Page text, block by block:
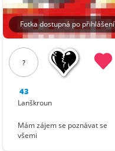
Fotka dostupná po přihlášení
?
43
Lanškroun
Mám zájem se poznávat se
všemi